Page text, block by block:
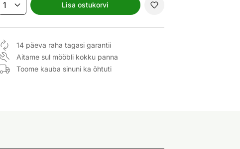
Lisa ostukorvi
14 päeva raha tagasi garantii
Aitame sul mööbli kokku panna
Toome kauba sinuni ka õhtuti